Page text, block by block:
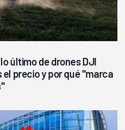
último de drones DJI
precio y por qué "marca